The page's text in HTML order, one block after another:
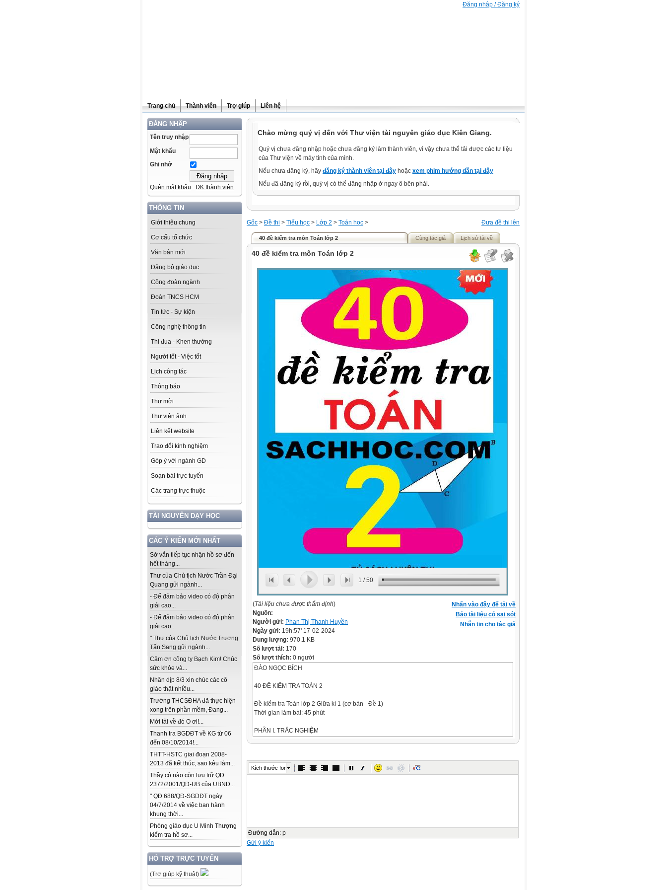
Đăng nhập / Đăng ký
Trang chủ Thành viên Trợ giúp Liên hệ
ĐĂNG NHẬP
Tên truy nhập
Mật khẩu
Ghi nhớ
Quên mật khẩu ĐK thành viên
THÔNG TIN
Giới thiệu chung
Cơ cấu tổ chức
Văn bản mới
Đảng bộ giáo dục
Công đoàn ngành
Đoàn TNCS HCM
Tin tức - Sự kiện
Công nghệ thông tin
Thi đua - Khen thưởng
Người tốt - Việc tốt
Lịch công tác
Thông báo
Thư mời
Thư viện ảnh
Liên kết website
Trao đổi kinh nghiệm
Góp ý với ngành GD
Soạn bài trực tuyến
Các trang trực thuộc
TÀI NGUYÊN DẠY HỌC
CÁC Ý KIẾN MỚI NHẤT
Sở vẫn tiếp tục nhận hồ sơ đến
hết tháng...
Thư của Chủ tịch Nước Trần Đại
Quang gửi ngành...
- Để đảm bảo video có độ phân
giải cao...
- Để đảm bảo video có độ phân
giải cao...
" Thư của Chủ tịch Nước Trương
Tấn Sang gửi ngành...
Cảm ơn công ty Bạch Kim! Chúc
sức khỏe và...
Nhân dịp 8/3 xin chúc các cô
giáo thật nhiều...
Trường THCSĐHA đã thực hiện
xong trên phần mềm, Đang...
Mới tải về đó O ơi!...
Thanh tra BGDĐT về KG từ 06
đến 08/10/2014!...
THTT-HSTC giai đoạn 2008-
2013 đã kết thúc, sao kêu làm...
Thầy cô nào còn lưu trữ QĐ
2372/2001/QĐ-UB của UBND...
" QĐ 688/QĐ-SGDĐT ngày
04/7/2014 về việc ban hành
khung thời...
Phòng giáo dục U Minh Thượng
kiểm tra hồ sơ...
HỖ TRỢ TRỰC TUYẾN
(Trợ giúp kỹ thuật)
Chào mừng quý vị đến với Thư viện tài nguyên giáo dục Kiên Giang.
Quý vị chưa đăng nhập hoặc chưa đăng ký làm thành viên, vì vậy chưa thể tải được các tư liệu
của Thư viện về máy tính của mình.
Nếu chưa đăng ký, hãy đăng ký thành viên tại đây hoặc xem phim hướng dẫn tại đây
Nếu đã đăng ký rồi, quý vị có thể đăng nhập ở ngay ô bên phải.
Đưa đề thi lên
Gốc > Đề thi > Tiểu học > Lớp 2 > Toán học >
40 đề kiểm tra môn Toán lớp 2 Cùng tác giả Lịch sử tải về
40 đề kiểm tra môn Toán lớp 2
1 /50
Nhấn vào đây để tải về
Báo tài liệu có sai sót
Nhắn tin cho tác giả
(Tài liệu chưa được thẩm định)
Nguồn:
Người gửi: Phan Thị Thanh Huyền
Ngày gửi: 19h:57' 17-02-2024
Dung lượng: 970.1 KB
Số lượt tải: 170
Số lượt thích: 0 người
ĐÀO NGỌC BÍCH
40 ĐỀ KIỂM TRA TOÁN 2
Đề kiểm tra Toán lớp 2 Giữa kì 1 (cơ bản - Đề 1)
Thời gian làm bài: 45 phút
PHẦN I. TRẮC NGHIỆM
B. 10
Câu 2. Kết quả của phép tính 28 + 4 là
A. 24
Kích thước font
Đường dẫn: p
Gửi ý kiến